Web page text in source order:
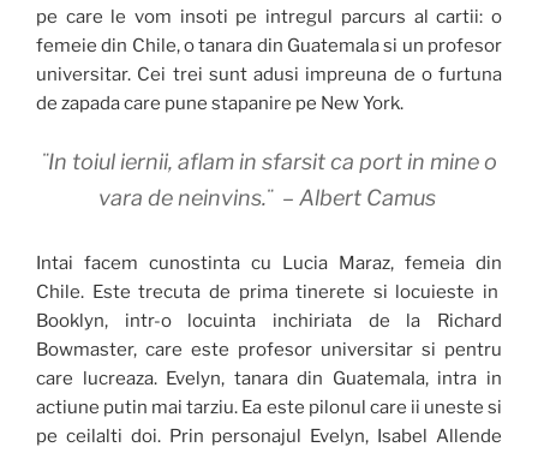
pe care le vom insoti pe intregul parcurs al cartii: o
femeie din Chile, o tanara din Guatemala si un profesor
universitar. Cei trei sunt adusi impreuna de o furtuna
de zapada care pune stapanire pe New York.
¨In toiul iernii, aflam in sfarsit ca port in mine o
vara de neinvins.¨ – Albert Camus
Intai facem cunostinta cu Lucia Maraz, femeia din
Chile. Este trecuta de prima tinerete si locuieste in
Booklyn, intr-o locuinta inchiriata de la Richard
Bowmaster, care este profesor universitar si pentru
care lucreaza. Evelyn, tanara din Guatemala, intra in
actiune putin mai tarziu. Ea este pilonul care ii uneste si
pe ceilalti doi. Prin personajul Evelyn, Isabel Allende